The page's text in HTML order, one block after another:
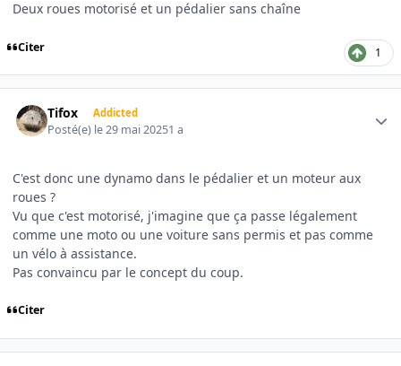
Deux roues motorisé et un pédalier sans chaîne
Citer 1
Tifox Addicted
Posté(e) le 29 mai 20251 a
C'est donc une dynamo dans le pédalier et un moteur aux
roues ?
Vu que c'est motorisé, j'imagine que ça passe légalement
comme une moto ou une voiture sans permis et pas comme
un vélo à assistance.
Pas convaincu par le concept du coup.
Citer